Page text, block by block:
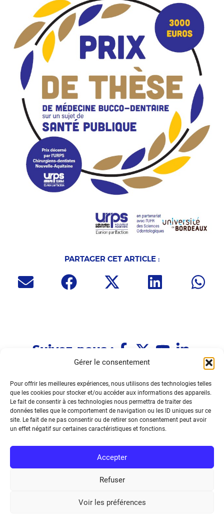
Gérer le consentement
Pour offrir les meilleures expériences, nous utilisons des technologies telles
que les cookies pour stocker et/ou accéder aux informations des appareils.
Le fait de consentir à ces technologies nous permettra de traiter des
données telles que le comportement de navigation ou les ID uniques sur ce
site. Le fait de ne pas consentir ou de retirer son consentement peut avoir
un effet négatif sur certaines caractéristiques et fonctions.
Accepter
Refuser
Voir les préférences
PARTAGER CET ARTICLE :
Suivez-nous :
Immeuble Le Fénelon
1 allée Le Fénelon
33370 TRESSES
05.33.09.36.39
Agenda Ressources